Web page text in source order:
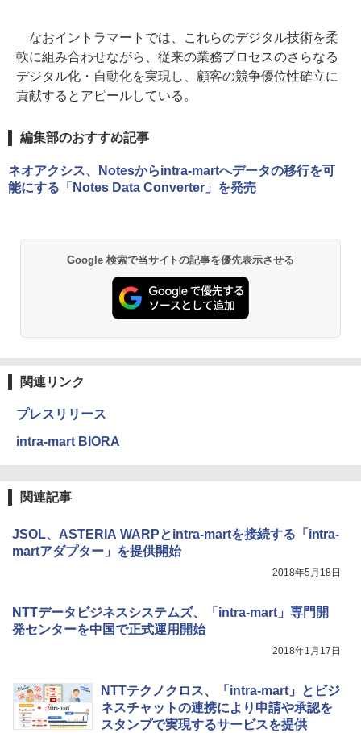
なおイントラマートでは、これらのデジタル技術を柔
軟に組み合わせながら、従来の業務プロセスのさらなる
デジタル化・自動化を実現し、顧客の競争優位性確立に
貢献するとアピールしている。
編集部のおすすめ記事
ネオアクシス、Notesからintra-martへデータの移行を可
能にする「Notes Data Converter」を発売
Google 検索で当サイトの記事を優先表示させる
関連リンク
プレスリリース
intra-mart BIORA
関連記事
JSOL、ASTERIA WARPとintra-martを接続する「intra-
martアダプター」を提供開始
2018年5月18日
NTTデータビジネスシステムズ、「intra-mart」専門開
発センターを中国で正式運用開始
2018年1月17日
NTTテクノクロス、「intra-mart」とビジ
ネスチャットの連携により申請や承認を
スタンプで実現するサービスを提供